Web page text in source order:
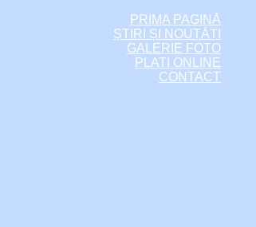
PRIMA PAGINĂ
ȘTIRI ȘI NOUȚĂȚI
GALERIE FOTO
PLATI ONLINE
CONTACT